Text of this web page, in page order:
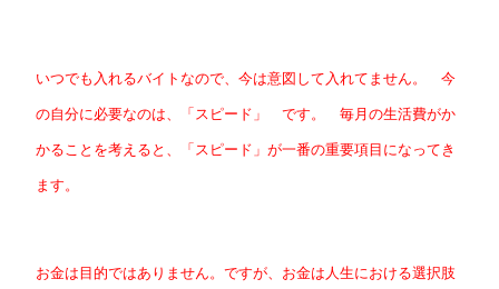
いつでも入れるバイトなので、今は意図して入れてません。 今
の自分に必要なのは、「スピード」 です。 毎月の生活費がか
かることを考えると、「スピード」が一番の重要項目になってき
ます。
お金は目的ではありません。ですが、お金は人生における選択肢